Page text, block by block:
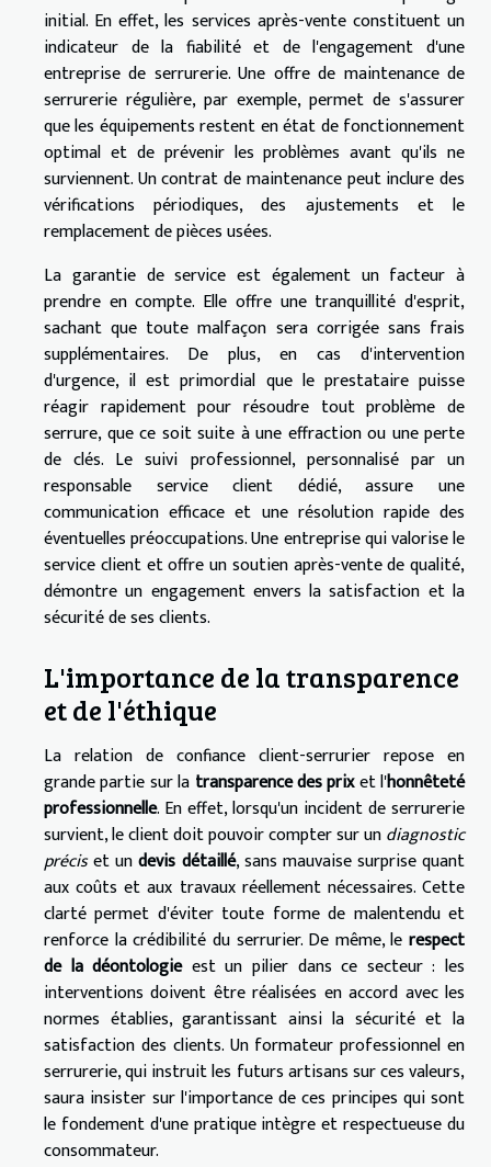
initial. En effet, les services après-vente constituent un
indicateur de la fiabilité et de l'engagement d'une
entreprise de serrurerie. Une offre de maintenance de
serrurerie régulière, par exemple, permet de s'assurer
que les équipements restent en état de fonctionnement
optimal et de prévenir les problèmes avant qu'ils ne
surviennent. Un contrat de maintenance peut inclure des
vérifications périodiques, des ajustements et le
remplacement de pièces usées.
La garantie de service est également un facteur à
prendre en compte. Elle offre une tranquillité d'esprit,
sachant que toute malfaçon sera corrigée sans frais
supplémentaires. De plus, en cas d'intervention
d'urgence, il est primordial que le prestataire puisse
réagir rapidement pour résoudre tout problème de
serrure, que ce soit suite à une effraction ou une perte
de clés. Le suivi professionnel, personnalisé par un
responsable service client dédié, assure une
communication efficace et une résolution rapide des
éventuelles préoccupations. Une entreprise qui valorise le
service client et offre un soutien après-vente de qualité,
démontre un engagement envers la satisfaction et la
sécurité de ses clients.
L'importance de la transparence
et de l'éthique
La relation de confiance client-serrurier repose en
grande partie sur la transparence des prixet l'honnêteté
professionnelle. En effet, lorsqu'un incident de serrurerie
survient, le client doit pouvoir compter sur undiagnostic
préciset undevis détaillé, sans mauvaise surprise quant
aux coûts et aux travaux réellement nécessaires. Cette
clarté permet d'éviter toute forme de malentendu et
renforce la crédibilité du serrurier. De même, le respect
de la déontologieest un pilier dans ce secteur : les
interventions doivent être réalisées en accord avec les
normes établies, garantissant ainsi la sécurité et la
satisfaction des clients. Un formateur professionnel en
serrurerie, qui instruit les futurs artisans sur ces valeurs,
saura insister sur l'importance de ces principes qui sont
le fondement d'une pratique intègre et respectueuse du
consommateur.